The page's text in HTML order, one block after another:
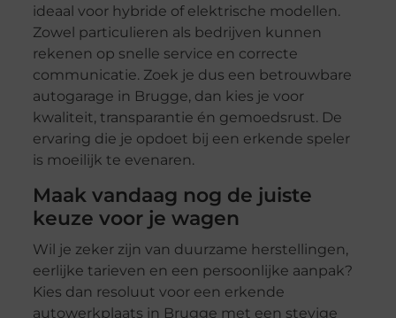
ideaal voor hybride of elektrische modellen.
Zowel particulieren als bedrijven kunnen
rekenen op snelle service en correcte
communicatie. Zoek je dus een betrouwbare
autogarage in Brugge, dan kies je voor
kwaliteit, transparantie én gemoedsrust. De
ervaring die je opdoet bij een erkende speler
is moeilijk te evenaren.
Maak vandaag nog de juiste
keuze voor je wagen
Wil je zeker zijn van duurzame herstellingen,
eerlijke tarieven en een persoonlijke aanpak?
Kies dan resoluut voor een erkende
autowerkplaats in Brugge met een stevige